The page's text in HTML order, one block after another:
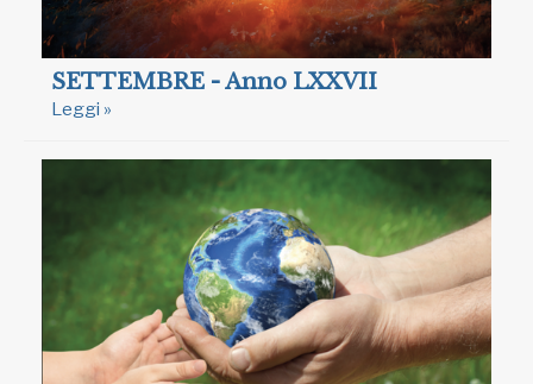
SETTEMBRE - Anno LXXVII
Leggi »